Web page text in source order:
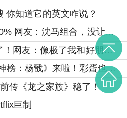
你知道它的英文咋说？
《独行月球》含腾量100% 网友：沈马组合，没让人失望！
今年这群“糊咖”终于火了！网友：像极了我和好朋友一起作天作地的亚子
暑期档最燃国产片《新神榜：杨戬》来啦！彩蛋也如期而至
传《龙之家族》稳了！
巨制